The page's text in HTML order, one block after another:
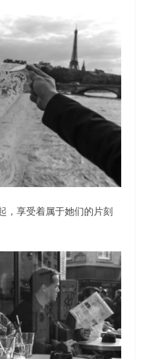
，享受着属于她们的片刻